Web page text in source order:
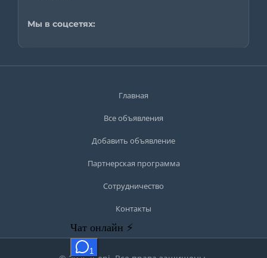
Мы в соцсетях:
Главная
Все объявления
Добавить объявление
Партнерская программа
Сотрудничество
Контакты